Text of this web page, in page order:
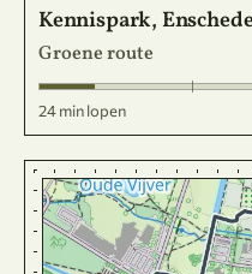
Kennispark, Enschede
Groene route
24 min lopen